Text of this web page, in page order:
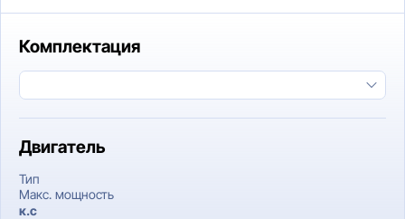
Комплектация
Двигатель
Тип
Макс. мощность
к.c